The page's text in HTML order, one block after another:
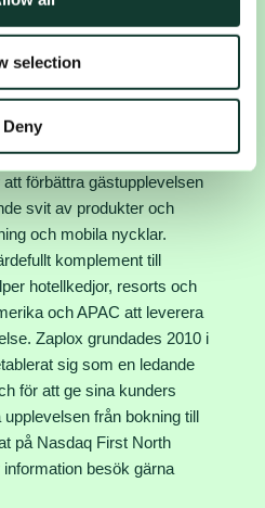
that you’ve
collected from your use
selection
Deny
AB är Svensk
AB.
av digitala
Bolagets SaaS-
förbättra gästupplevelsen
svit av produkter och
och mobila nycklar.
komplement till
hotellkedjor, resorts och
och APAC att leverera
Zaplox grundades 2010 i
sig som en ledande
för att ge sina kunders
från bokning till
på Nasdaq First North
besök gärna